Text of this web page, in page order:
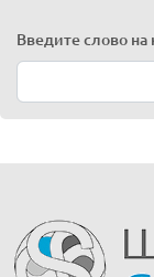
Введите слово на